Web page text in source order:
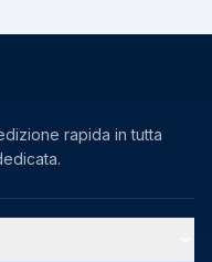
rapida in tutta